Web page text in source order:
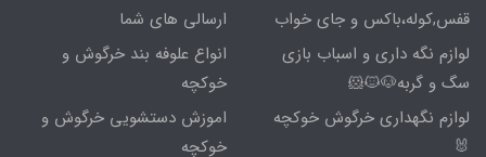
قفس,کوله،باکس و جای خواب
لوازم نگه داری و اسباب بازی
سگ و گربه🐶🐱🐹
لوازم نگهداری خرگوش خوکچه
🐰
ارسالی های شما
انواع علوفه بند خرگوش و
خوکچه
اموزش دستشویی خرگوش و
خوکچه